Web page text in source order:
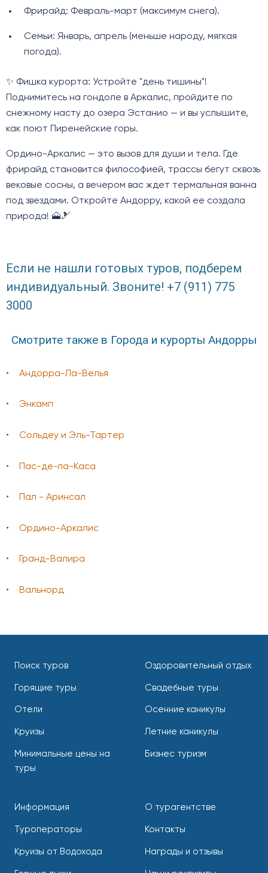
Фрирайд: Февраль-март (максимум снега).
Семьи: Январь, апрель (меньше народу, мягкая
погода).
✨ Фишка курорта: Устройте "день тишины"!
Поднимитесь на гондоле в Аркалис, пройдите по
снежному насту до озера Эстанио — и вы услышите,
как поют Пиренейские горы.
Ордино-Аркалис — это вызов для души и тела. Где
фрирайд становится философией, трассы бегут сквозь
вековые сосны, а вечером вас ждет термальная ванна
под звездами. Откройте Андорру, какой ее создала
природа! 🗻🎿
Если не нашли готовых туров, подберем
индивидуальный. Звоните! +7 (911) 775
3000
Смотрите также в Города и курорты Андорры
Андорра-Ла-Велья
Энкамп
Сольдеу и Эль-Тартер
Пас-де-ла-Каса
Пал - Аринсал
Ордино-Аркалис
Гранд-Валира
Вальнорд
Поиск туров
Горящие туры
Отели
Круизы
Минимальные цены на
туры
Оздоровительный отдых
Свадебные туры
Осенние каникулы
Летние каникулы
Бизнес туризм
Информация
Туроператоры
Круизы от Водохода
О турагентстве
Контакты
Награды и отзывы